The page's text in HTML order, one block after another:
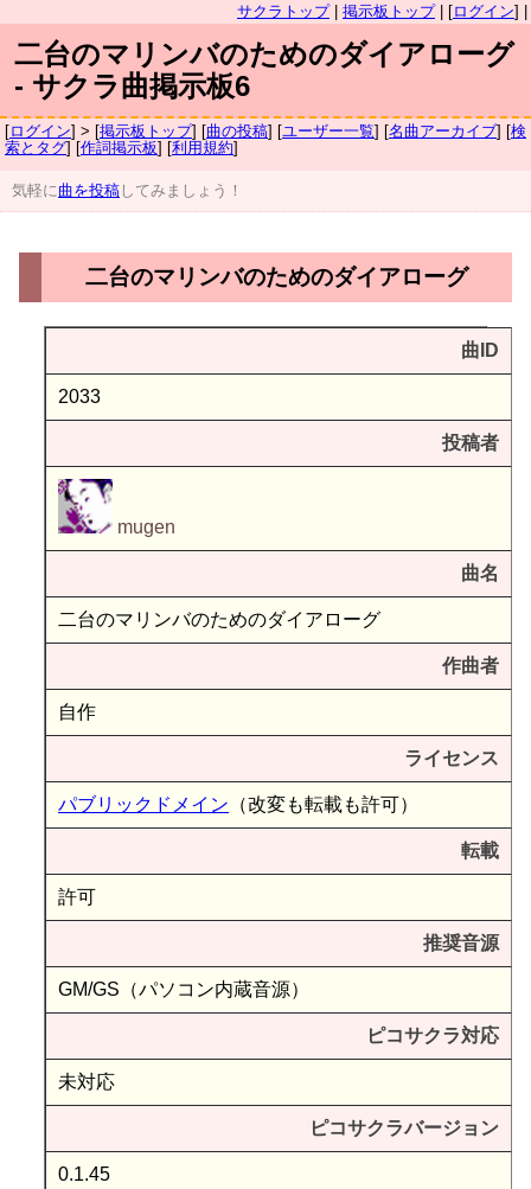
サクラトップ| 掲示板トップ| [ログイン] |
二台のマリンバのためのダイアローグ
- サクラ曲掲示板6
[ログイン] > [掲示板トップ] [曲の投稿] [ユーザー一覧] [名曲アーカイブ] [検
索とタグ] [作詞掲示板] [利用規約]
気軽に曲を投稿 してみましょう！
二台のマリンバのためのダイアローグ
曲ID
2033
投稿者
mugen
曲名
二台のマリンバのためのダイアローグ
作曲者
自作
ライセンス
パブリックドメイン （改変も転載も許可）
転載
許可
推奨音源
GM/GS（パソコン内蔵音源）
ピコサクラ対応
未対応
ピコサクラバージョン
0.1.45